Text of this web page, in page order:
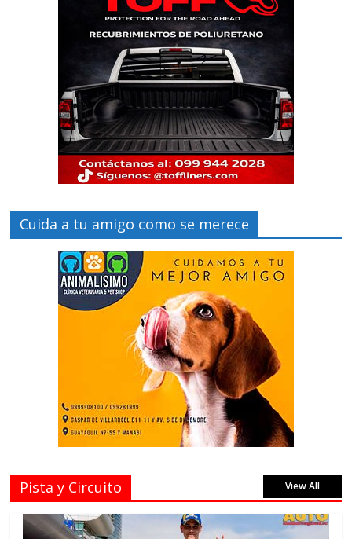
Cuida a tu amigo como se merece
Pista y Circuito View All